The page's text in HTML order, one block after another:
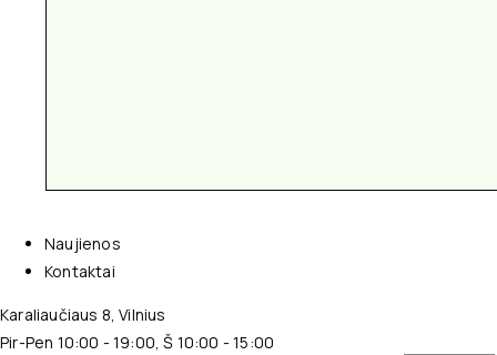
Naujienos
Kontaktai
Karaliaučiaus 8, Vilnius
Pir-Pen 10:00 - 19:00, Š 10:00 - 15:00